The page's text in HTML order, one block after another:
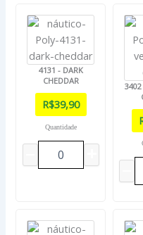
4131 - DARK
CHEDDAR
R$39,90
Quantidade